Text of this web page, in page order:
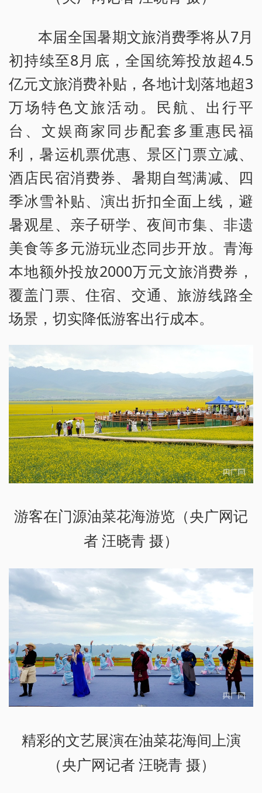
本届全国暑期文旅消费季将从7月
初持续至8月底，全国统筹投放超4.5
亿元文旅消费补贴，各地计划落地超3
万场特色文旅活动。民航、出行平
台、文娱商家同步配套多重惠民福
利，暑运机票优惠、景区门票立减、
酒店民宿消费券、暑期自驾满减、四
季冰雪补贴、演出折扣全面上线，避
暑观星、亲子研学、夜间市集、非遗
美食等多元游玩业态同步开放。青海
本地额外投放2000万元文旅消费券，
覆盖门票、住宿、交通、旅游线路全
场景，切实降低游客出行成本。
游客在门源油菜花海游览（央广网记
者 汪晓青 摄）
精彩的文艺展演在油菜花海间上演
（央广网记者 汪晓青 摄）